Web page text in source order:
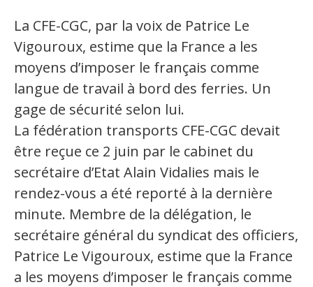
La CFE-CGC, par la voix de Patrice Le
Vigouroux, estime que la France a les
moyens d’imposer le français comme
langue de travail à bord des ferries. Un
gage de sécurité selon lui.
La fédération transports CFE-CGC devait
être reçue ce 2 juin par le cabinet du
secrétaire d’Etat Alain Vidalies mais le
rendez-vous a été reporté à la dernière
minute. Membre de la délégation, le
secrétaire général du syndicat des officiers,
Patrice Le Vigouroux, estime que la France
a les moyens d’imposer le français comme